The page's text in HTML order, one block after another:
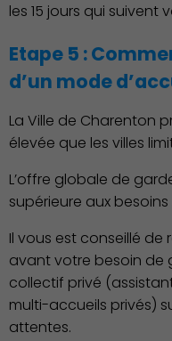
les 15 jours qui
Etape 5 :
d’un mode
La Ville de Charenton
élevée que les villes
L’offre globale de
supérieure aux
Il vous est conseillé de
avant votre besoin de
collectif privé
multi-accueils privés)
attentes.